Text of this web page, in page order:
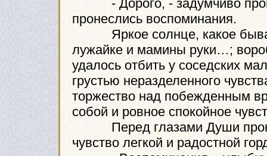
- Дорого, - задумчиво
пронеслись воспоминания.
Яркое солнце, какое
лужайке и мамины руки…;
удалось отбить у соседских
грустью неразделенного
торжество над побежденным
собой и ровное спокойное
Перед глазами Души
чувство легкой и радостной